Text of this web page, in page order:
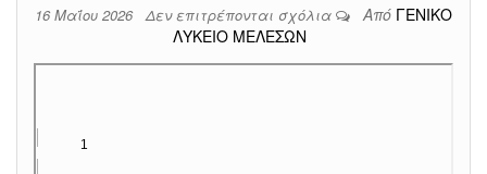
16 Μαΐου 2026 Δεν επιτρέπονται σχόλια Από ΓΕΝΙΚΟ
ΛΥΚΕΙΟ ΜΕΛΕΣΩΝ